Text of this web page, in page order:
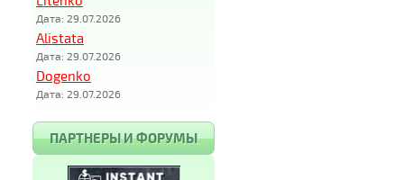
Дата: 29.07.2026
Alistata
Дата: 29.07.2026
Dogenko
Дата: 29.07.2026
ПАРТНЕРЫ И ФОРУМЫ